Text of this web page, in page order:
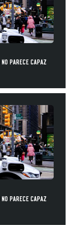
PARECE CAPAZ
PARECE CAPAZ